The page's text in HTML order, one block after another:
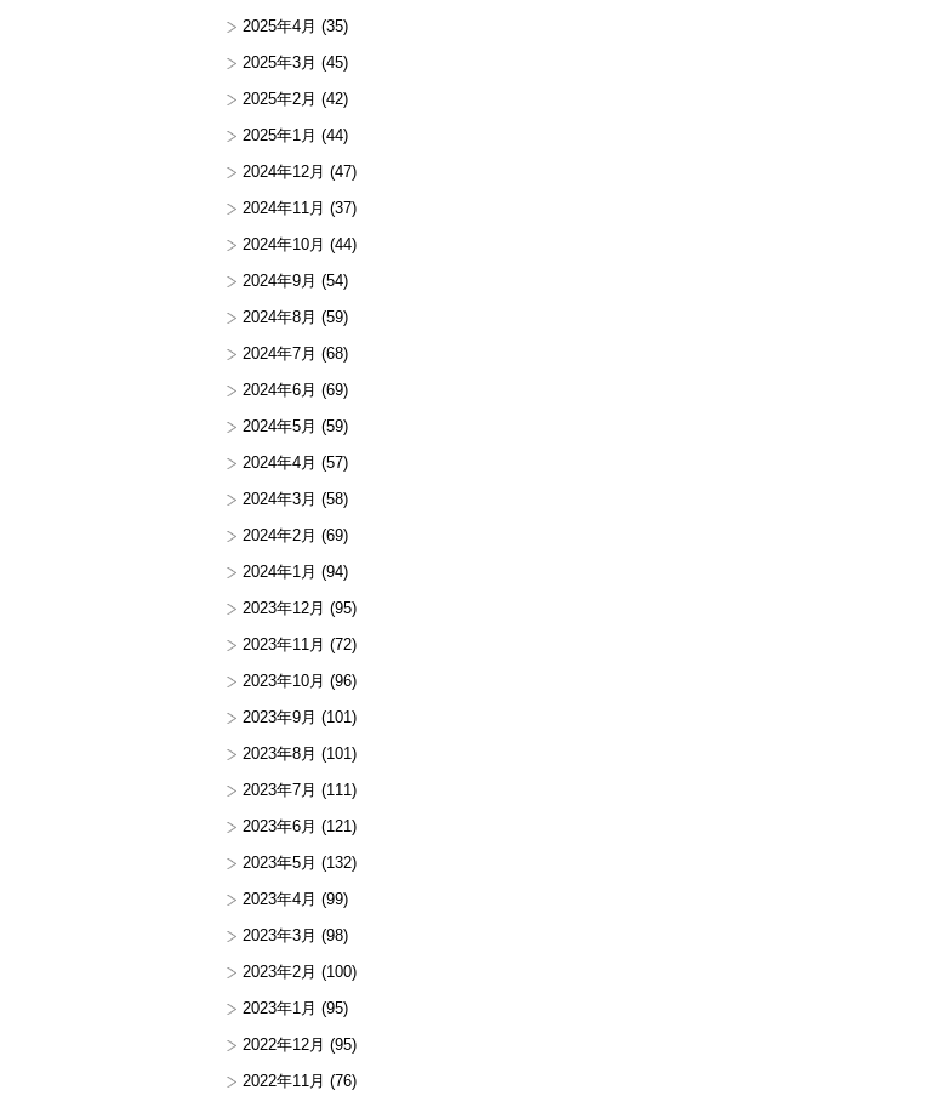
2025年4月 (35)
2025年3月 (45)
2025年2月 (42)
2025年1月 (44)
2024年12月 (47)
2024年11月 (37)
2024年10月 (44)
2024年9月 (54)
2024年8月 (59)
2024年7月 (68)
2024年6月 (69)
2024年5月 (59)
2024年4月 (57)
2024年3月 (58)
2024年2月 (69)
2024年1月 (94)
2023年12月 (95)
2023年11月 (72)
2023年10月 (96)
2023年9月 (101)
2023年8月 (101)
2023年7月 (111)
2023年6月 (121)
2023年5月 (132)
2023年4月 (99)
2023年3月 (98)
2023年2月 (100)
2023年1月 (95)
2022年12月 (95)
2022年11月 (76)